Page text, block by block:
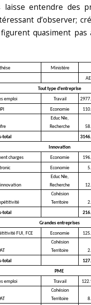
laisse entendre des
d’observer;
quasiment
Ministére
AE
Tout type d'entreprise
emploi
Travail
Economie
Educ Nle,
Recherche
total
Innovation
charges
Economie
Economie
innovation
Educ Nle,
Recherche
Cohésion
Territoire
total
Grandes entreprises
FUI, FCE
Economie
Cohésion
Territoire
total
PME
emploi
Travail
Cohésion
Territoire